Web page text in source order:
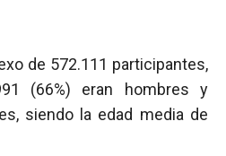
de 572.111 participantes,
(66%) eran hombres y
siendo la edad media de